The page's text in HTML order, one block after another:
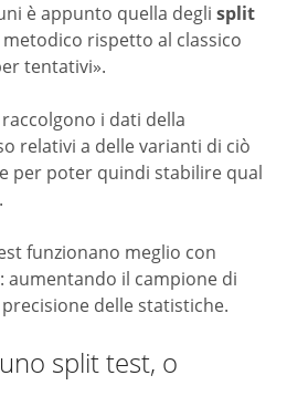
è appunto quella degli split
rispetto al classico
tentativi».
i dati della
relativi a delle varianti di ciò
per poter quindi stabilire qual
funzionano meglio con
il campione di
delle statistiche.
split test, o